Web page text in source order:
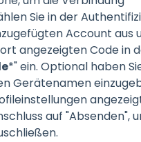
Sie in der
Account aus
angezeigten Code in
*" ein. Optional haben
Gerätenamen
auf "Absenden",